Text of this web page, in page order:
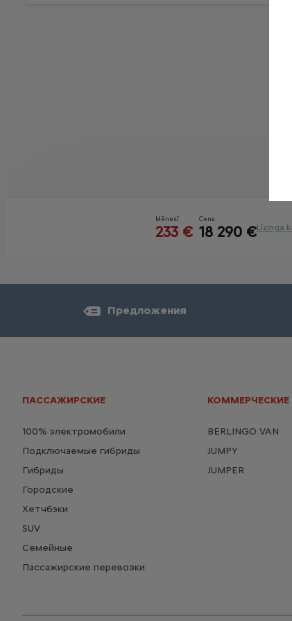
Предложения
ПАССАЖИРСКИЕ
100% электромобили
Подключаемые гибриды
Гибриды
Городские
Хетчбэки
SUV
Семейные
Пассажирские перевозки
КОММЕРЧЕСКИЕ
BERLINGO VAN
JUMPY
JUMPER